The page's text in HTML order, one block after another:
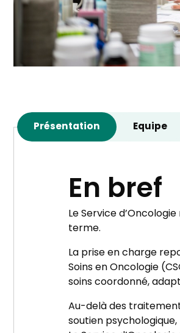
Présentation Equipe
En bref
Le Service
terme.
La prise en charge
Soins en Oncologie
soins coordonné,
Au-delà des
soutien